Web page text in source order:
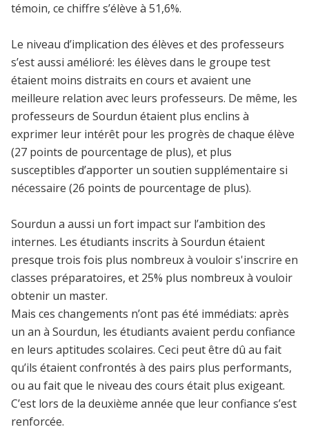
témoin, ce chiffre s’élève à 51,6%.
Le niveau d’implication des élèves et des professeurs
s’est aussi amélioré: les élèves dans le groupe test
étaient moins distraits en cours et avaient une
meilleure relation avec leurs professeurs. De même, les
professeurs de Sourdun étaient plus enclins à
exprimer leur intérêt pour les progrès de chaque élève
(27 points de pourcentage de plus), et plus
susceptibles d’apporter un soutien supplémentaire si
nécessaire (26 points de pourcentage de plus).
Sourdun a aussi un fort impact sur l’ambition des
internes. Les étudiants inscrits à Sourdun étaient
presque trois fois plus nombreux à vouloir s'inscrire en
classes préparatoires, et 25% plus nombreux à vouloir
obtenir un master.
Mais ces changements n’ont pas été immédiats: après
un an à Sourdun, les étudiants avaient perdu confiance
en leurs aptitudes scolaires. Ceci peut être dû au fait
qu’ils étaient confrontés à des pairs plus performants,
ou au fait que le niveau des cours était plus exigeant.
C’est lors de la deuxième année que leur confiance s’est
renforcée.